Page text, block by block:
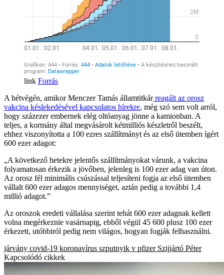
Forrás
A hétvégén, amikor Menczer Tamás államtitkárreagált az orosz
vakcina késlekedésével kapcsolatos hírekre, még szó sem volt arról,
hogy százezer embernek elég oltóanyag jönne a kamionban. A
teljes, a kormány által megvásárolt kétmilliós készletről beszélt,
ehhez viszonyította a 100 ezres szállítmányt és az első ütemben ígért
600 ezer adagot:
„A következő hetekre jelentős szállítmányokat várunk, a vakcina
folyamatosan érkezik a jövőben, jelenleg is 100 ezer adag van úton.
Az orosz fél minimális csúszással teljesíteni fogja az első ütemben
vállalt 600 ezer adagos mennyiséget, aztán pedig a további 1,4
millió adagot.”
Az oroszok eredeti vállalása szerint tehát 600 ezer adagnak kellett
volna megérkeznie vasárnapig, ebből végül 45 600 plusz 100 ezer
érkezett, utóbbiról pedig nem világos, hogyan fogják felhasználni.
járvány covid-19 koronavírus szputnyik v pfizer Szijjártó Péter
Kapcsolódó cikkek